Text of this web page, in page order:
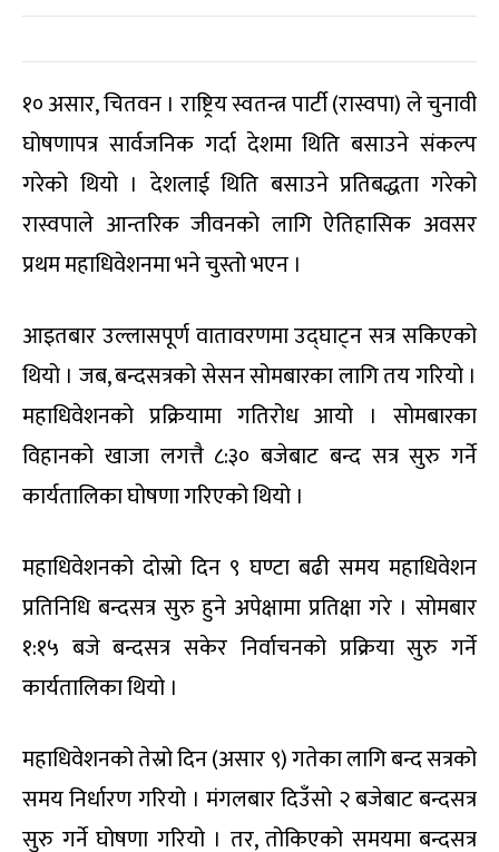
१० असार, चितवन । राष्ट्रिय स्वतन्त्र पार्टी (रास्वपा) ले चुनावी
घोषणापत्र सार्वजनिक गर्दा देशमा थिति बसाउने संकल्प
गरेको थियो । देशलाई थिति बसाउने प्रतिबद्धता गरेको
रास्वपाले आन्तरिक जीवनको लागि ऐतिहासिक अवसर
प्रथम महाधिवेशनमा भने चुस्तो भएन ।
आइतबार उल्लासपूर्ण वातावरणमा उद्घाट्न सत्र सकिएको
थियो । जब, बन्दसत्रको सेसन सोमबारका लागि तय गरियो ।
महाधिवेशनको प्रक्रियामा गतिरोध आयो । सोमबारका
विहानको खाजा लगत्तै ८:३० बजेबाट बन्द सत्र सुरु गर्ने
कार्यतालिका घोषणा गरिएको थियो ।